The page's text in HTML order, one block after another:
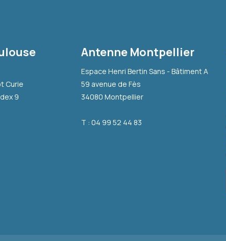
Curie
9
Antenne Montpellier
Espace Henri Bertin Sans - Bâtiment A
59 avenue de Fès
34080 Montpellier
T : 04 99 52 44 83